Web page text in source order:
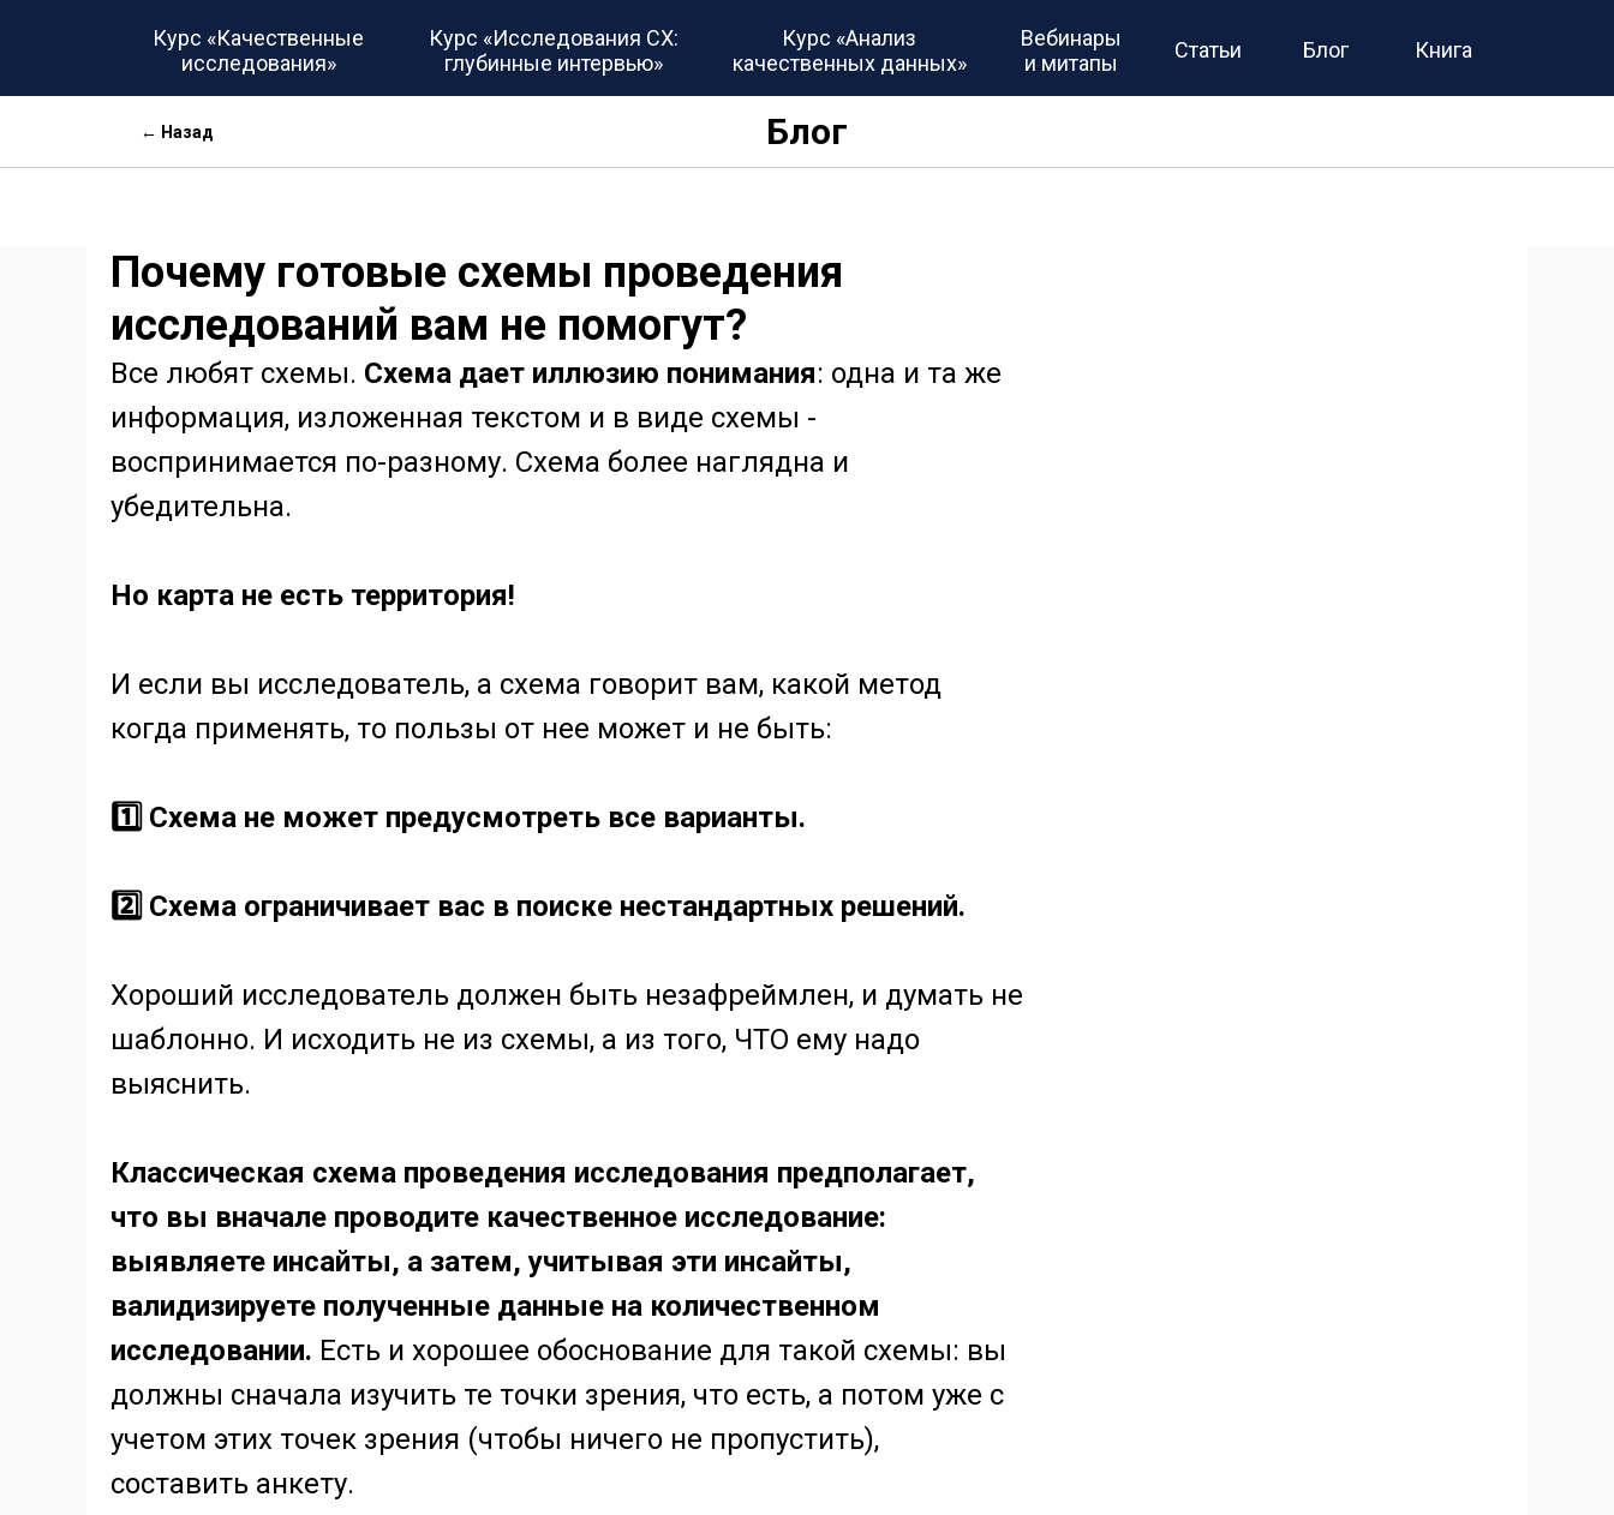
Курс «Качественные
исследования»
Курс «Исследования CX:
глубинные интервью»
Вебинары
и митапы
Статьи
Курс «Анализ
качественных данных»
Блог Книга
Блог
← Назад
Почему готовые схемы проведения
исследований вам не помогут?
Все любят схемы. Схема дает иллюзию понимания: одна и та же
информация, изложенная текстом и в виде схемы -
воспринимается по-разному. Схема более наглядна и
убедительна.
Но карта не есть территория!
И если вы исследователь, а схема говорит вам, какой метод
когда применять, то пользы от нее может и не быть:
1️⃣ Схема не может предусмотреть все варианты.
2️⃣ Схема ограничивает вас в поиске нестандартных решений.
Хороший исследователь должен быть незафреймлен, и думать не
шаблонно. И исходить не из схемы, а из того, ЧТО ему надо
выяснить.
Классическая схема проведения исследования предполагает,
что вы вначале проводите качественное исследование:
выявляете инсайты, а затем, учитывая эти инсайты,
валидизируете полученные данные на количественном
исследовании. Есть и хорошее обоснование для такой схемы: вы
должны сначала изучить те точки зрения, что есть, а потом уже с
учетом этих точек зрения (чтобы ничего не пропустить),
составить анкету.